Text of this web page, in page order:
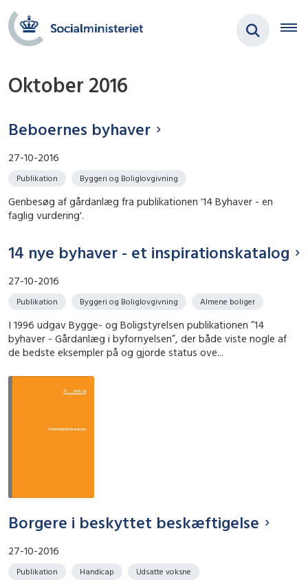
Oktober 2016
Beboernes byhaver
27-10-2016
Publikation Byggeri og Boliglovgivning
Genbesøg af gårdanlæg fra publikationen '14 Byhaver - en
faglig vurdering'.
14 nye byhaver - et inspirationskatalog
27-10-2016
Publikation Byggeri og Boliglovgivning Almene boliger
I 1996 udgav Bygge- og Boligstyrelsen publikationen ”14
byhaver - Gårdanlæg i byfornyelsen”, der både viste nogle af
de bedste eksempler på og gjorde status ove...
Borgere i beskyttet beskæftigelse
27-10-2016
Publikation Handicap
Udsatte voksne